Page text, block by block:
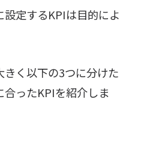
定するKPIは目的によ
く以下の3つに分けた
ったKPIを紹介しま